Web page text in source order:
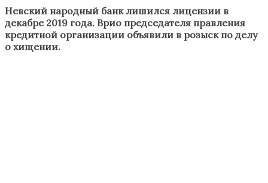
Невский народный банк лишился лицензии в
декабре 2019 года. Врио председателя правления
кредитной организации объявили в розыск по делу
о хищении.